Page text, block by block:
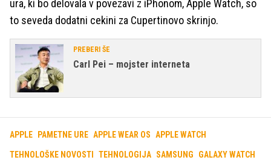
ura, ki bo delovala v povezavi z iPhonom, Apple Watch, so
to seveda dodatni cekini za Cupertinovo skrinjo.
PREBERI ŠE
Carl Pei – mojster interneta
APPLE PAMETNE URE APPLE WEAR OS APPLE WATCH
TEHNOLOŠKE NOVOSTI TEHNOLOGIJA SAMSUNG GALAXY WATCH